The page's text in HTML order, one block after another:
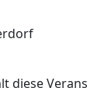
diese